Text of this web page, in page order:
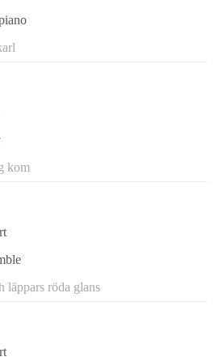
kom
läppars röda glans